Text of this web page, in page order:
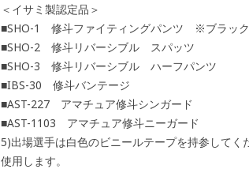
＜イサミ製認定品＞
■SHO-1 修斗ファイティングパンツ ※ブラック
■SHO-2 修斗リバーシブル スパッツ
■SHO-3 修斗リバーシブル ハーフパンツ
■IBS-30 修斗バンテージ
■AST-227 アマチュア修斗シンガード
■AST-1103 アマチュア修斗ニーガード
5)出場選手は白色のビニールテープを持参して
使用します。